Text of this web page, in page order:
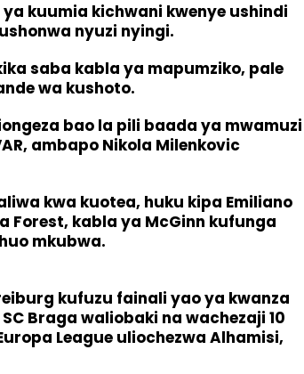
kuumia kichwani kwenye ushindi
nyuzi nyingi.
saba kabla ya mapumziko, pale
wa kushoto.
bao la pili baada ya mwamuzi
ambapo Nikola Milenkovic
kwa kuotea, huku kipa Emiliano
Forest, kabla ya McGinn kufunga
mkubwa.
kufuzu fainali yao ya kwanza
Braga waliobaki na wachezaji 10
League uliochezwa Alhamisi,